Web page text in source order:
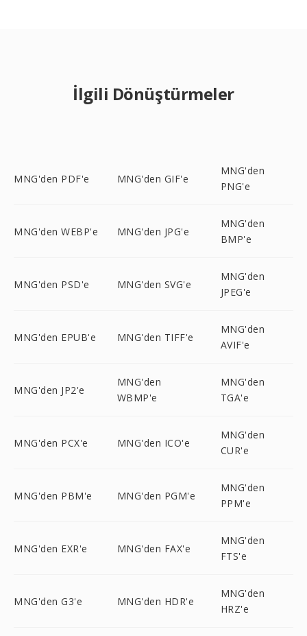
İlgili Dönüştürmeler
MNG'den PDF'e MNG'den GIF'e
MNG'den
PNG'e
MNG'den WEBP'e MNG'den JPG'e
MNG'den
BMP'e
MNG'den PSD'e MNG'den SVG'e
MNG'den
JPEG'e
MNG'den EPUB'e MNG'den TIFF'e
MNG'den
AVIF'e
MNG'den JP2'e
MNG'den
WBMP'e
MNG'den
TGA'e
MNG'den PCX'e MNG'den ICO'e
MNG'den
CUR'e
MNG'den PBM'e MNG'den PGM'e
MNG'den
PPM'e
MNG'den EXR'e MNG'den FAX'e
MNG'den
FTS'e
MNG'den G3'e MNG'den HDR'e
MNG'den
HRZ'e